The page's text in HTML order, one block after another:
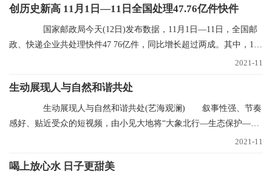
创历史新高 11月1日—11日全国处理47.76亿件快件
国家邮政局今天(12日)发布数据，11月1日—11日，全国邮
政、快递企业共处理快件47 76亿件，同比增长超过两成。其中，11
2021-11
生动展现人与自然和谐共处
生动展现人与自然和谐共处(艺海观澜) 叙事性强、节奏
感好、贴近受众的短视频，由小见大地将“大象北行—生态保护—文
2021-11
喝上放心水 日子更甜美